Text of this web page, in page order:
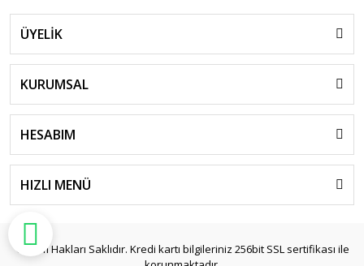
ÜYELİK
KURUMSAL
HESABIM
HIZLI MENÜ
© Tüm Hakları Saklıdır. Kredi kartı bilgileriniz 256bit SSL sertifikası ile